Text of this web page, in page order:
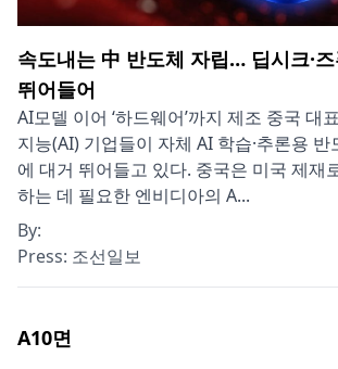
속도내는 中 반도체 자립… 딥시크·
뛰어들어
AI모델 이어 ‘하드웨어’까지 제조 중국 대
지능(AI) 기업들이 자체 AI 학습·추론용
에 대거 뛰어들고 있다. 중국은 미국 제재
하는 데 필요한 엔비디아의 A...
By:
Press: 조선일보
A10면